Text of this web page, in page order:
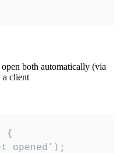
both automatically (via
a client
{
opened');